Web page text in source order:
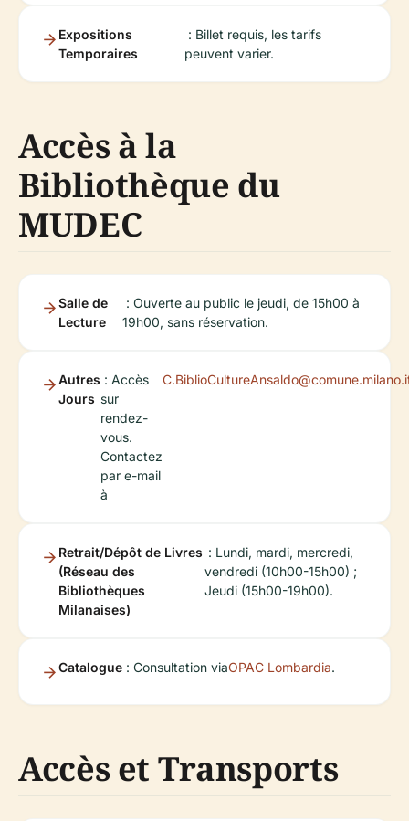
Expositions
Temporaires
: Billet requis, les tarifs
peuvent varier.
Accès à la
Bibliothèque du
MUDEC
Salle de
Lecture
: Ouverte au public le jeudi, de 15h00 à
19h00, sans réservation.
Autres
Jours
: Accès
sur
rendez-
vous.
Contactez
par e-mail
à
Retrait/Dépôt de Livres
(Réseau des
Bibliothèques
Milanaises)
: Lundi, mardi, mercredi,
vendredi (10h00-15h00) ;
Jeudi (15h00-19h00).
Catalogue : Consultation viaOPAC Lombardia.
Accès et Transports